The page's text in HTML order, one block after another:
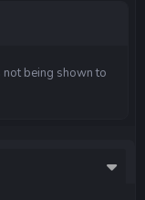
being shown to